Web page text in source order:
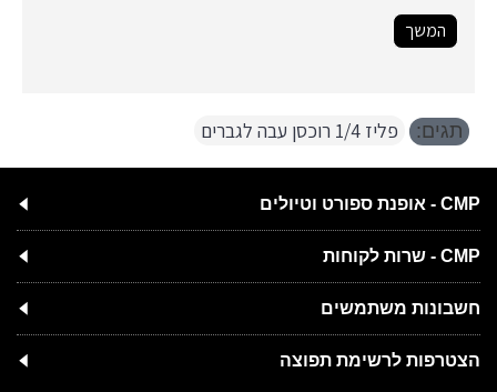
המשך
תגים: פליז 1/4 רוכסן עבה לגברים
CMP - אופנת ספורט וטיולים
CMP - שרות לקוחות
חשבונות משתמשים
הצטרפות לרשימת תפוצה